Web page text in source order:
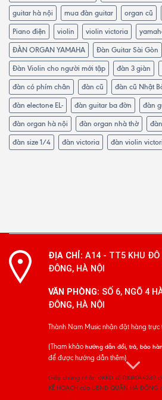
guitar hà nội mua đàn guitar organ cũ
Piano điện violin violin victoria
ĐÀN ORGAN YAMAHA Đàn Guitar Sài Gòn
Đàn Violin cho người mới tập đàn 3 giàn
đàn có phím chân đàn cũ đàn cũ Nhật
đàn electone EL- đàn guitar ba đờn đàn
đàn organ hà nội đàn organ nhà thờ
đàn size 1/4 đàn victoria đàn violin
ĐỊA CHỈ: A14 - TT5 KHU ĐÔ
ĐÔNG, HÀ NỘI
VĂN PHÒNG: SỐ 6, NGÕ 4
ĐÔNG, HÀ NỘI
Thành Nam Music nhận đặt hàng
(Tham khảo hướng dẫn đổi, trả, bảo
để được hướng dẫn thêm)
Giấy chứng nhận ĐKKD số 0108044289
KẾ HOẠCH của UBND QUẬN HÀ ĐÔNG